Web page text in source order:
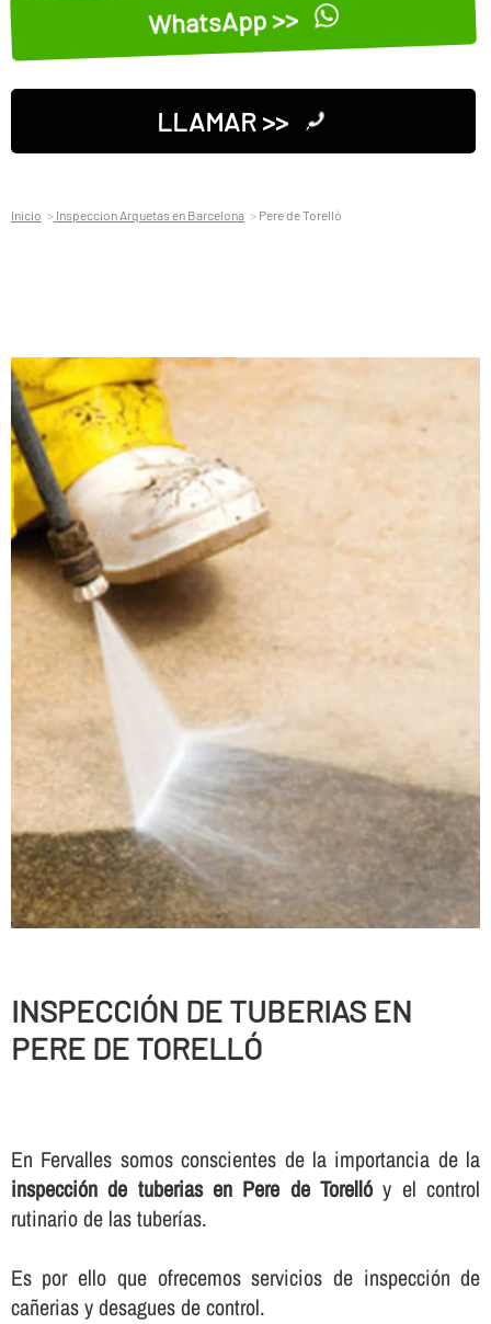
WhatsApp >>
LLAMAR >>
Inicio Inspeccion Arquetas en Barcelona Pere de Torelló
INSPECCIÓN DE TUBERIAS EN
PERE DE TORELLÓ
En Fervalles somos conscientes de la importancia de la
inspección de tuberias en Pere de Torelló y el control
rutinario de las tuberí­as.
Es por ello que ofrecemos servicios de inspección de
cañerias y desagues de control.